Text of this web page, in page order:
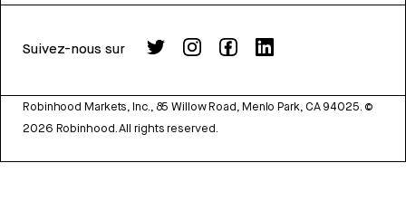
Suivez-nous sur
Robinhood Markets, Inc., 85 Willow Road, Menlo Park, CA 94025. ©
2026 Robinhood. All rights reserved.